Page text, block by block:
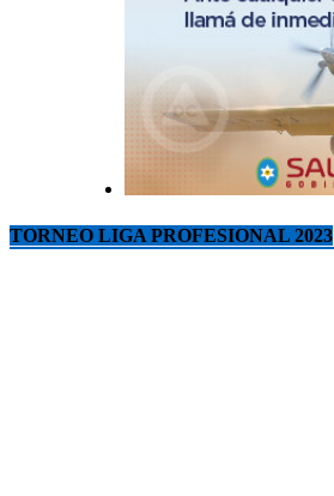
TORNEO LIGA PROFESIONAL 2023